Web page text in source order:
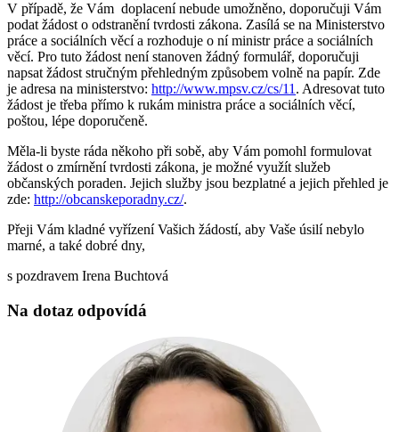
V případě, že Vám doplacení nebude umožněno, doporučuji Vám
podat žádost o odstranění tvrdosti zákona. Zasílá se na Ministerstvo
práce a sociálních věcí a rozhoduje o ní ministr práce a sociálních
věcí. Pro tuto žádost není stanoven žádný formulář, doporučuji
napsat žádost stručným přehledným způsobem volně na papír. Zde
je adresa na ministerstvo: http://www.mpsv.cz/cs/11 . Adresovat tuto
žádost je třeba přímo k rukám ministra práce a sociálních věcí,
poštou, lépe doporučeně.
Měla-li byste ráda někoho při sobě, aby Vám pomohl formulovat
žádost o zmírnění tvrdosti zákona, je možné využít služeb
občanských poraden. Jejich služby jsou bezplatné a jejich přehled je
zde: http://obcanskeporadny.cz/.
Přeji Vám kladné vyřízení Vašich žádostí, aby Vaše úsilí nebylo
marné, a také dobré dny,
s pozdravem Irena Buchtová
Na dotaz odpovídá